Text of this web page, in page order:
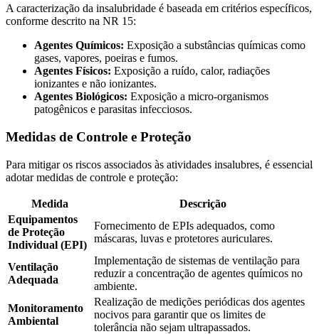
A caracterização da insalubridade é baseada em critérios específicos,
conforme descrito na NR 15:
Agentes Químicos: Exposição a substâncias químicas como
gases, vapores, poeiras e fumos.
Agentes Físicos: Exposição a ruído, calor, radiações
ionizantes e não ionizantes.
Agentes Biológicos: Exposição a micro-organismos
patogênicos e parasitas infecciosos.
Medidas de Controle e Proteção
Para mitigar os riscos associados às atividades insalubres, é essencial
adotar medidas de controle e proteção:
Medida
Descrição
Equipamentos
de Proteção
Individual (EPI)
Fornecimento de EPIs adequados, como
máscaras, luvas e protetores auriculares.
Ventilação
Adequada
Implementação de sistemas de ventilação para
reduzir a concentração de agentes químicos no
ambiente.
Monitoramento
Ambiental
Realização de medições periódicas dos agentes
nocivos para garantir que os limites de
tolerância não sejam ultrapassados.